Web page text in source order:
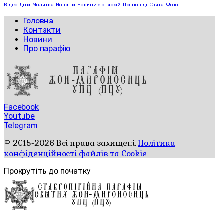
Відео Діти Молитва Новини Новини з єпархій Проповіді Свята Фото
Головна
Контакти
Новини
Про парафію
Facebook
Youtube
Telegram
© 2015-2026 Всі права захищені.Політика
конфіденційності файлів та Cookie
Прокрутіть до початку